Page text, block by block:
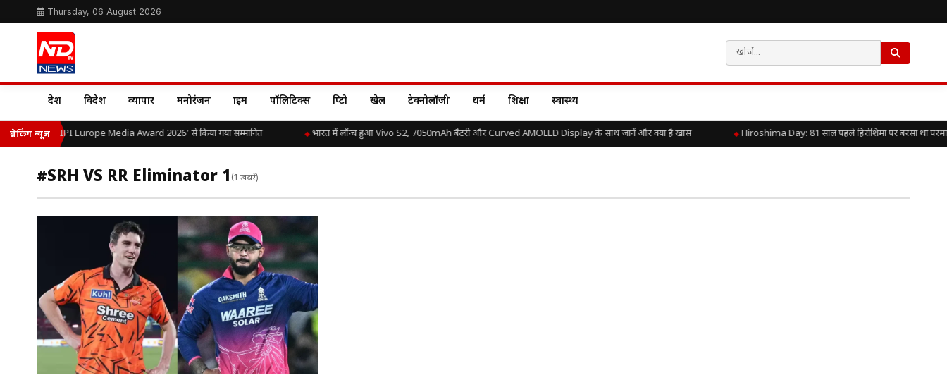
Thursday, 06 August 2026
देश विदेश व्यापार मनोरंजन क्राइम पॉलिटिक्स क्रिप्टो खेल टेक्नोलॉजी धर्म शिक्षा स्वास्थ्य
ब्रेकिंग न्यूज़
यादव को ‘LIPI Europe Media Award 2026’ से किया गया सम्मानित भारत में लॉन्च हुआ Vivo S2, 7050mAh बैटरी और Curved AMOLED Display के साथ जानें और क्या है खास Hiroshima Day: 81 साल पहले हिरोशिमा पर बरसा था
#SRH VS RR Eliminator 1 (1 खबरें)